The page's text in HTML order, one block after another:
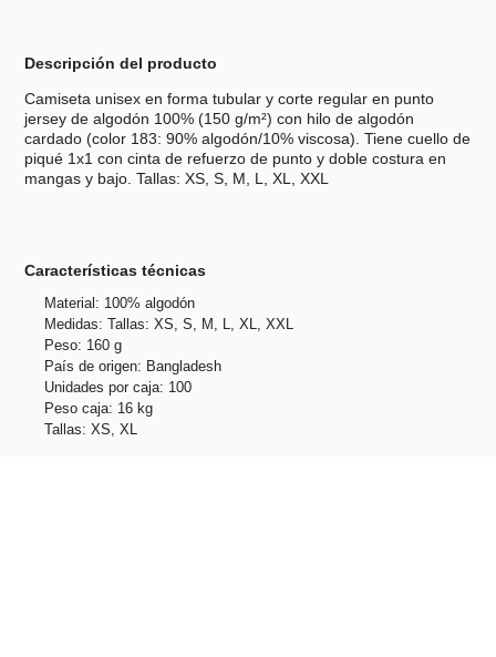
Descripción del producto
Camiseta unisex en forma tubular y corte regular en punto
jersey de algodón 100% (150 g/m²) con hilo de algodón
cardado (color 183: 90% algodón/10% viscosa). Tiene cuello de
piqué 1x1 con cinta de refuerzo de punto y doble costura en
mangas y bajo. Tallas: XS, S, M, L, XL, XXL
Características técnicas
Material: 100% algodón
Medidas: Tallas: XS, S, M, L, XL, XXL
Peso: 160 g
País de origen: Bangladesh
Unidades por caja: 100
Peso caja: 16 kg
Tallas: XS, XL